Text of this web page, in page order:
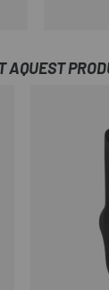
AQUEST